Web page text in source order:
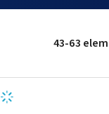
43-63 elem